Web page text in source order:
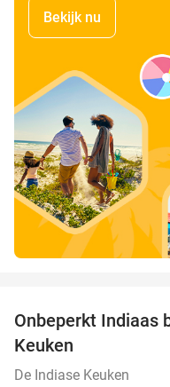
Bekijk nu
Onbeperkt Indiaas
Keuken
De Indiase Keuken